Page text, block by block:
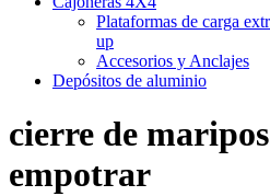
Plataformas de carga
up
Accesorios y Anclajes
Depósitos de aluminio
cierre de
empotrar